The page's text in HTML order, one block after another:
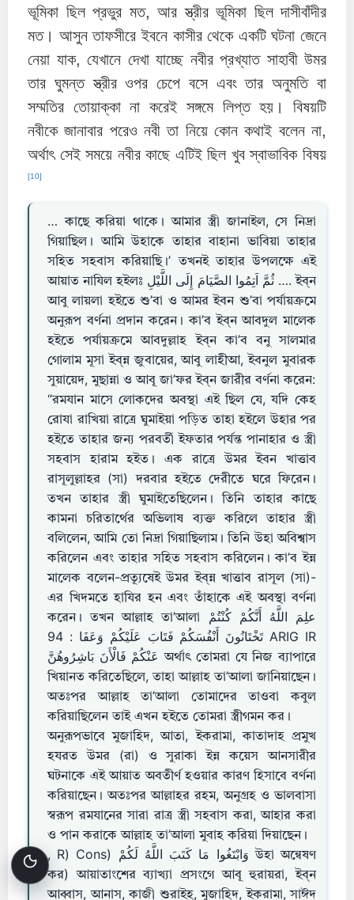
ভূমিকা ছিল প্রভুর মত, আর স্ত্রীর ভূমিকা ছিল দাসীবাঁদীর
মত। আসুন তাফসীরে ইবনে কাসীর থেকে একটি ঘটনা জেনে
নেয়া যাক, যেখানে দেখা যাচ্ছে নবীর প্রখ্যাত সাহাবী উমর
তার ঘুমন্ত স্ত্রীর ওপর চেপে বসে এবং তার অনুমতি বা
সম্মতির তোয়াক্কা না করেই সঙ্গমে লিপ্ত হয়। বিষয়টি
নবীকে জানাবার পরেও নবী তা নিয়ে কোন কথাই বলেন না,
অর্থাৎ সেই সময়ে নবীর কাছে এটিই ছিল খুব স্বাভাবিক বিষয়
[10]
… কাছে করিয়া থাকে। আমার স্ত্রী জানাইল, সে নিদ্রা
গিয়াছিল। আমি উহাকে তাহার বাহানা ভাবিয়া তাহার
সহিত সহবাস করিয়াছি।’ তখনই তাহার উপলক্ষে এই
আয়াত নাযিল হইলঃ ثُمَّ اَتِمُوا الصَّيَامَ إِلَى اللَّيْلِ …. ইব্‌ন
আবু লায়লা হইতে শু’বা ও আমর ইবন শু’বা পর্যায়ক্রমে
অনুরূপ বর্ণনা প্রদান করেন। কা’ব ইব্‌ন আবদুল মালেক
হইতে পর্যায়ক্রমে আবদুল্লাহ ইব্‌ন কা’ব বনু সালমার
গোলাম মূসা ইব্‌ন্ন জুবায়ের, আবু লাহীআ, ইবনুল মুবারক
সুয়ায়েদ, মুছান্না ও আবূ জা’ফর ইব্‌ন জারীর বর্ণনা করেন:
“রমযান মাসে লোকদের অবস্থা এই ছিল যে, যদি কেহ
রোযা রাখিয়া রাত্রে ঘুমাইয়া পড়িত তাহা হইলে উহার পর
হইতে তাহার জন্য পরবর্তী ইফতার পর্যন্ত পানাহার ও স্ত্রী
সহবাস হারাম হইত। এক রাত্রে উমর ইবন খাত্তাব
রাসূলুল্লাহর (সা) দরবার হইতে দেরীতে ঘরে ফিরেন।
তখন তাহার স্ত্রী ঘুমাইতেছিলেন। তিনি তাহার কাছে
কামনা চরিতার্থের অভিলাষ ব্যক্ত করিলে তাহার স্ত্রী
বলিলেন, আমি তো নিদ্রা গিয়াছিলাম। তিনি উহা অবিশ্বাস
করিলেন এবং তাহার সহিত সহবাস করিলেন। কা’ব ইন্ন
মালেক বলেন-প্রত্যূষেই উমর ইব্‌ন্ন খাত্তাব রাসূল (সা)-
এর খিদমতে হাযির হন এবং তাঁহাকে এই অবস্থা বর্ণনা
করেন। তখন আল্লাহ তা’আলা علِمَ اللَّهُ أَنَّكُمْ كُنْتُمْ
تَخْتَانُونَ أَنْفُسَكُمْ فَتَابَ عَلَيْكُمْ وَعَفَا : 94 ARIG IR
عَنْكُمْ فَالْأَنَ بَاشِرُوهُنَّ অর্থাৎ তোমরা যে নিজ ব্যাপারে
খিয়ানত করিতেছিলে, তাহা আল্লাহ তা’আলা জানিয়াছেন।
অতঃপর আল্লাহ তা’আলা তোমাদের তাওবা কবুল
করিয়াছিলেন তাই এখন হইতে তোমরা স্ত্রীগমন কর।
অনুরূপভাবে মুজাহিদ, আতা, ইকরামা, কাতাদাহ প্রমুখ
হযরত উমর (রা) ও সুরাকা ইন্ন কয়েস আনসারীর
ঘটনাকে এই আয়াত অবতীর্ণ হওয়ার কারণ হিসাবে বর্ণনা
করিয়াছেন। অতঃপর আল্লাহর রহম, অনুগ্রহ ও ভালবাসা
স্বরূপ রমযানের সারা রাত্র স্ত্রী সহবাস করা, আহার করা
ও পান করাকে আল্লাহ তা’আলা মুবাহ করিয়া দিয়াছেন।
, R) Cons) وَابْتَغُوا مَا كَتَبَ اللَّهُ لَكُمْ উহা অন্বেষণ
কর) আয়াতাংশের ব্যাখ্যা প্রসংগে আবূ হুরায়রা, ইব্‌ন
আব্বাস, আনাস, কাজী শুরাইহ, মুজাহিদ, ইকরামা, সাঈদ